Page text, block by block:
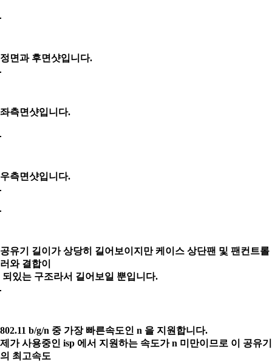
정면과 후면샷입니다.
좌측면샷입니다.
우측면샷입니다.
공유기 길이가 상당히 길어보이지만케이스 상단팬 및 팬컨트롤
러와 결합이
되있는 구조라서 길어보일 뿐입니다.
802.11 b/g/n 중 가장 빠른속도인 n 을 지원합니다.
제가 사용중인 isp 에서 지원하는 속도가 n 미만이므로 이 공유기
의 최고속도